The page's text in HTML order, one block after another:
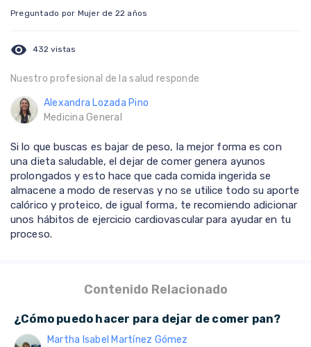
Preguntado por Mujer de 22 años
visibility 432 vistas
Nuestro profesional de la salud responde
Alexandra Lozada Pino
Medicina General
Si lo que buscas es bajar de peso, la mejor forma es con
una dieta saludable, el dejar de comer genera ayunos
prolongados y esto hace que cada comida ingerida se
almacene a modo de reservas y no se utilice todo su aporte
calórico y proteico, de igual forma, te recomiendo adicionar
unos hábitos de ejercicio cardiovascular para ayudar en tu
proceso.
Contenido Relacionado
¿Cómo puedo hacer para dejar de comer pan?
Martha Isabel Martínez Gómez